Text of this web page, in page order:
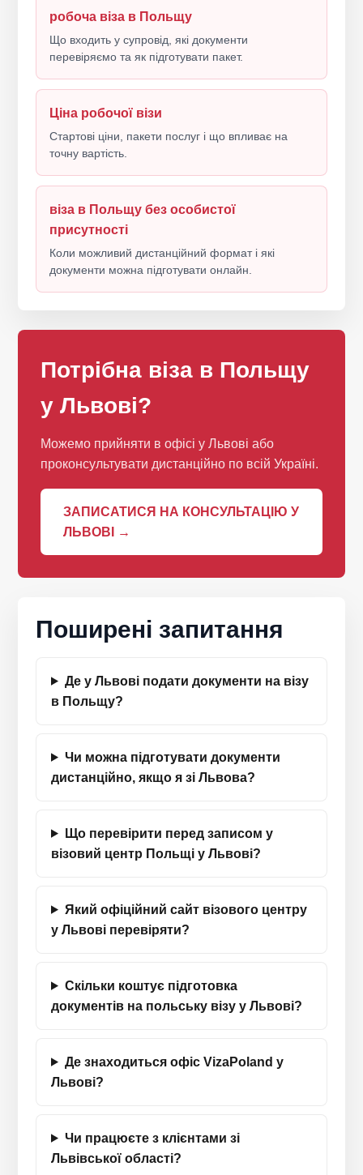
робоча віза в Польщу
Що входить у супровід, які документи
перевіряємо та як підготувати пакет.
Ціна робочої візи
Стартові ціни, пакети послуг і що впливає на
точну вартість.
віза в Польщу без особистої
присутності
Коли можливий дистанційний формат і які
документи можна підготувати онлайн.
Потрібна віза в Польщу
у Львові?
Можемо прийняти в офісі у Львові або
проконсультувати дистанційно по всій Україні.
ЗАПИСАТИСЯ НА КОНСУЛЬТАЦІЮ У
ЛЬВОВІ →
Поширені запитання
Де у Львові подати документи на візу
в Польщу?
Чи можна підготувати документи
дистанційно, якщо я зі Львова?
Що перевірити перед записом у
візовий центр Польщі у Львові?
Який офіційний сайт візового центру
у Львові перевіряти?
Скільки коштує підготовка
документів на польську візу у Львові?
Де знаходиться офіс VizaPoland у
Львові?
Чи працюєте з клієнтами зі
Львівської області?